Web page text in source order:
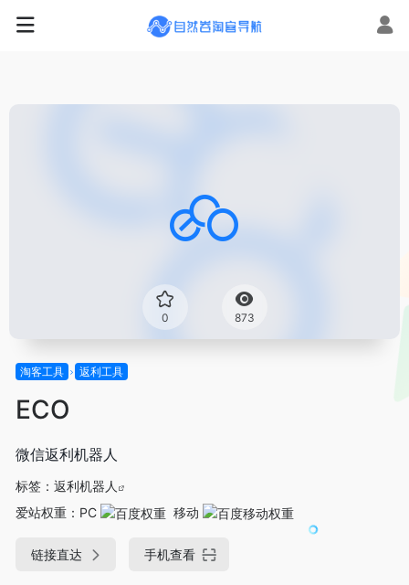
0 873
淘客工具 返利工具
ECO
微信返利机器人
标签： 返利机器人
爱站权重： PC 移动
链接直达 手机查看